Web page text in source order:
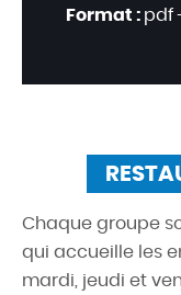
Format :pdf
Chaque groupe
qui accueille les
mardi, jeudi et